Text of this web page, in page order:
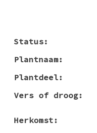
Status:
Plantnaam:
Plantdeel:
Vers of droog:
Herkomst: